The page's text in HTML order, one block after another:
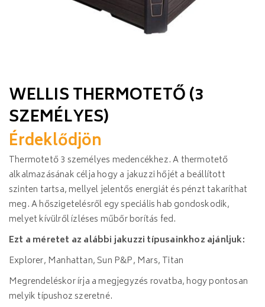
WELLIS THERMOTETŐ (3
SZEMÉLYES)
Érdeklődjön
Thermotető 3 személyes medencékhez. A thermotető
alkalmazásának célja hogy a jakuzzi hőjét a beállított
szinten tartsa, mellyel jelentős energiát és pénzt takaríthat
meg. A hőszigetelésről egy speciális hab gondoskodik,
melyet kívülről ízléses műbőr borítás fed.
Ezt a méretet az alábbi jakuzzi típusainkhoz ajánljuk:
Explorer, Manhattan, Sun P&P, Mars, Titan
Megrendeléskor írja a megjegyzés rovatba, hogy pontosan
melyik típushoz szeretné.